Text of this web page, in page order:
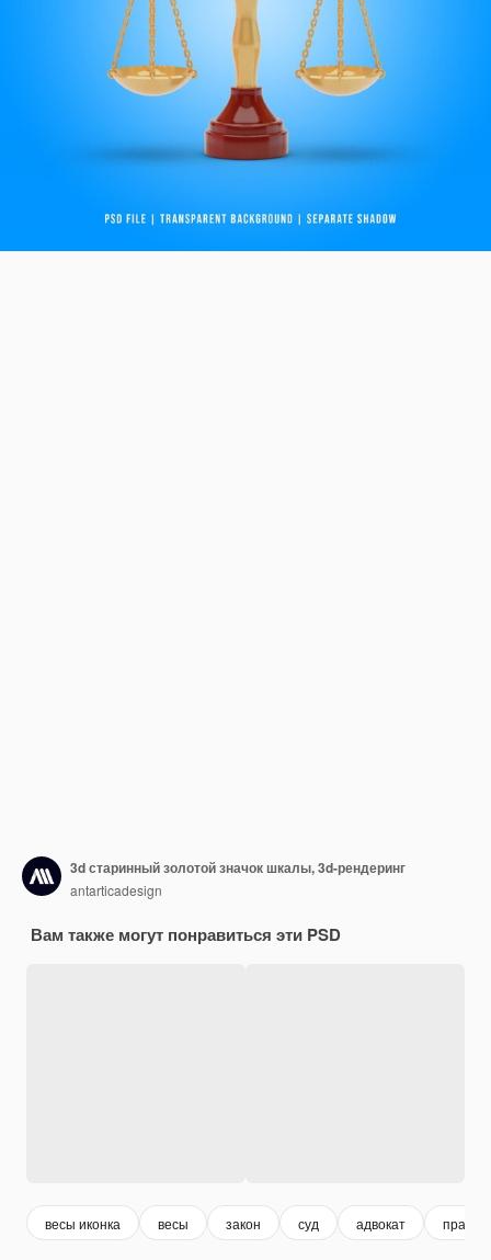
3d старинный золотой значок шкалы, 3d-рендеринг
antarticadesign
Вам также могут понравиться эти PSD
весы иконка весы закон суд адвокат